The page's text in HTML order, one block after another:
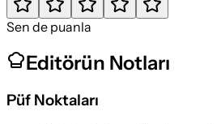
Sen de puanla
Editörün Notları
Püf Noktaları